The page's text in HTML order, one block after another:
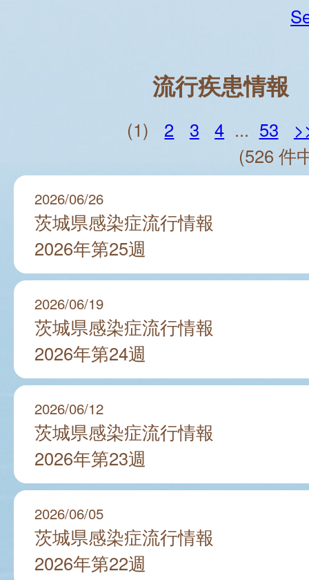
流行疾患情報
(1) 2 3 4 ... 53
(526 件
2026/06/26
茨城県感染症流行情報
2026年第25週
2026/06/19
茨城県感染症流行情報
2026年第24週
2026/06/12
茨城県感染症流行情報
2026年第23週
2026/06/05
茨城県感染症流行情報
2026年第22週